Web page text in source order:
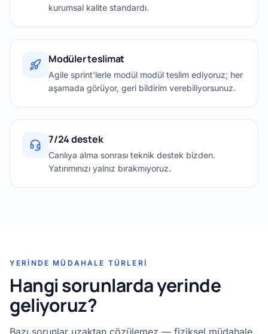
kurumsal kalite standardı.
Modüler teslimat
Agile sprint'lerle modül modül teslim ediyoruz; her
aşamada görüyor, geri bildirim verebiliyorsunuz.
7/24 destek
Canlıya alma sonrası teknik destek bizden.
Yatırımınızı yalnız bırakmıyoruz.
YERINDE MÜDAHALE TÜRLERI
Hangi sorunlarda yerinde
geliyoruz?
Bazı sorunlar uzaktan çözülemez — fiziksel müdahale,